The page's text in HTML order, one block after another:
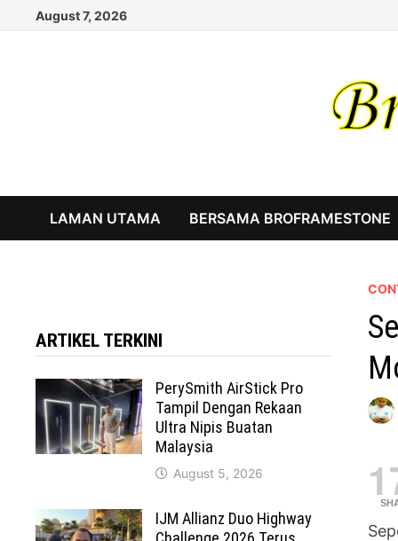
August 7, 2026
LAMAN UTAMA BERSAMA BROFRAMESTONE
ARTIKEL TERKINI
PerySmith AirStick Pro
Tampil Dengan Rekaan
Ultra Nipis Buatan
Malaysia
August 5, 2026
IJM Allianz Duo Highway